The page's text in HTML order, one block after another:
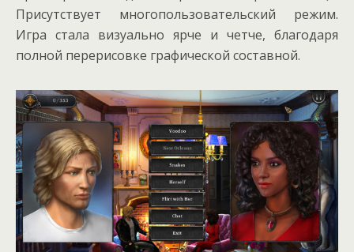
Присутствует многопользовательский режим.
Игра стала визуально ярче и четче, благодаря
полной перерисовке графической составной.